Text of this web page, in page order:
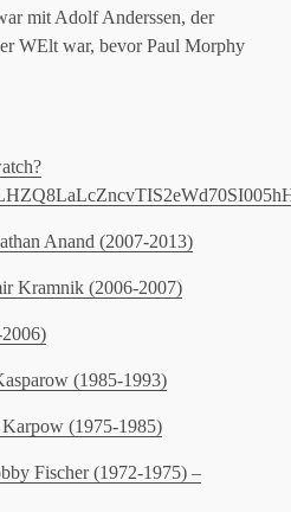
mit Adolf Anderssen, der
WElt war, bevor Paul Morphy
Anand (2007-2013)
Kramnik (2006-2007)
(1985-1993)
(1975-1985)
Fischer (1972-1975) –